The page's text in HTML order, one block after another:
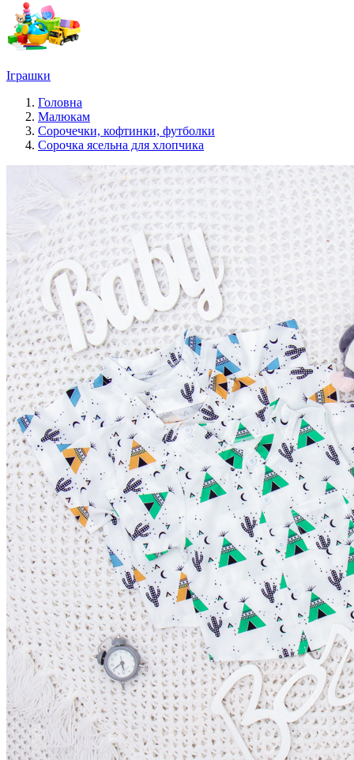
Іграшки
Головна
Малюкам
Сорочечки, кофтинки, футболки
Сорочка ясельна для хлопчика